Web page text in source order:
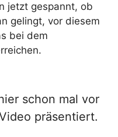
jetzt gespannt, ob
gelingt, vor diesem
bei dem
schon mal vor
präsentiert.